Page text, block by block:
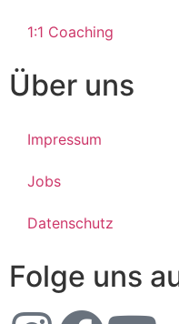
1:1 Coaching
Über uns
Impressum
Jobs
Datenschutz
Folge uns